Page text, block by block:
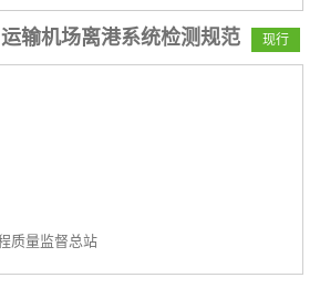
输机场离港系统检测规范 现行
质量监督总站